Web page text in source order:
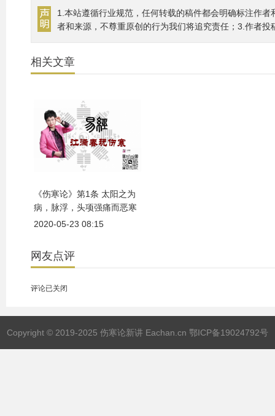
1.本站遵循行业规范，任何转载的稿件都会明确标注作
者和来源，不尊重原创的行为我们将追究责任；3.作者
相关文章
《伤寒论》第1条 太阳之为
病，脉浮，头项强痛而恶寒
2020-05-23 08:15
网友点评
评论已关闭
Copyright © 2019-2025 伤寒论新讲 Eachan.cn 鄂ICP备19024792号